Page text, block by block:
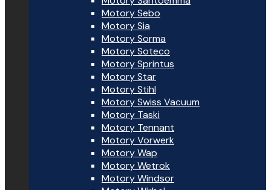
Motory Sebo
Motory Sia
Motory Sorma
Motory Soteco
Motory Sprintus
Motory Star
Motory Stihl
Motory Swiss Vacuum
Motory Taski
Motory Tennant
Motory Vorwerk
Motory Wap
Motory Wetrok
Motory Windsor